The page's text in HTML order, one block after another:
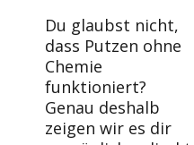
Du glaubst nicht,
dass Putzen ohne
Chemie
funktioniert?
Genau deshalb
zeigen wir es dir